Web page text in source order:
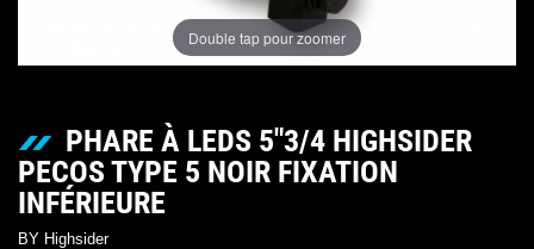
Double tap pour zoomer
PHARE À LEDS 5"3/4 HIGHSIDER
PECOS TYPE 5 NOIR FIXATION
INFÉRIEURE
BY Highsider